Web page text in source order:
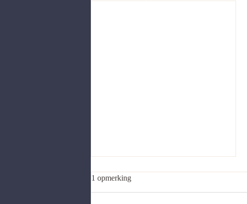
1 opmerking